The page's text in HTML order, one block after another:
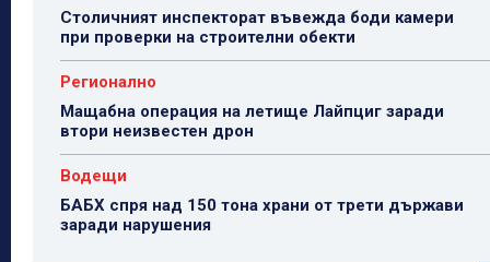
Столичният инспекторат въвежда боди камери
при проверки на строителни обекти
Регионално
Мащабна операция на летище Лайпциг заради
втори неизвестен дрон
Водещи
БАБХ спря над 150 тона храни от трети държави
заради нарушения